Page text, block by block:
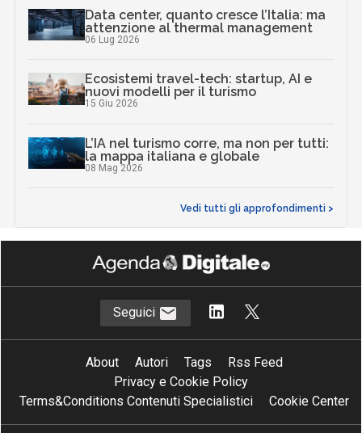
Data center, quanto cresce l’Italia: ma
attenzione al thermal management
06 Lug 2026
Ecosistemi travel-tech: startup, AI e
nuovi modelli per il turismo
15 Giu 2026
L’IA nel turismo corre, ma non per tutti:
la mappa italiana e globale
08 Mag 2026
Vedi tutti gli approfondimenti >
Seguici
About Autori Tags
Rss Feed
Privacy e Cookie Policy
Terms&Conditions Contenuti Specialistici
Cookie Center